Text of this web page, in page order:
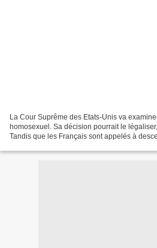
La Cour Suprême des Etats-Unis va
homosexuel. Sa décision pourrait le
Tandis que les Français sont appelés à